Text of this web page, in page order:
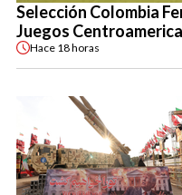
Selección Colombia
Juegos
Hace 18 horas